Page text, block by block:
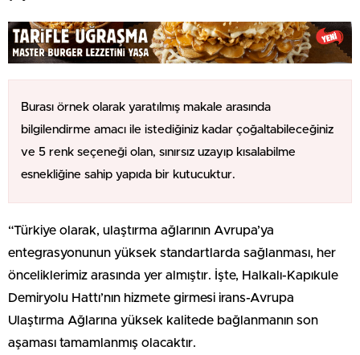
Burası örnek olarak yaratılmış makale arasında
bilgilendirme amacı ile istediğiniz kadar çoğaltabileceğiniz
ve 5 renk seçeneği olan, sınırsız uzayıp kısalabilme
esnekliğine sahip yapıda bir kutucuktur.
“Türkiye olarak, ulaştırma ağlarının Avrupa’ya
entegrasyonunun yüksek standartlarda sağlanması, her
önceliklerimiz arasında yer almıştır. İşte, Halkalı-Kapıkule
Demiryolu Hattı’nın hizmete girmesi irans-Avrupa
Ulaştırma Ağlarına yüksek kalitede bağlanmanın son
aşaması tamamlanmış olacaktır.